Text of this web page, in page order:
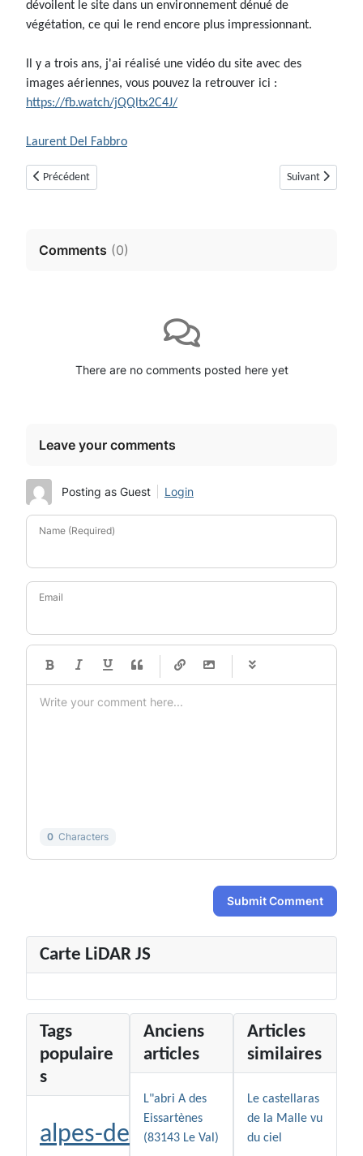
dévoilent le site dans un environnement dénué de
végétation, ce qui le rend encore plus impressionnant.
Il y a trois ans, j'ai réalisé une vidéo du site avec des
images aériennes, vous pouvez la retrouver ici :
https://fb.watch/jQQltx2C4J/
Laurent Del Fabbro
Article précédent : La grotte Lombard à Saint-Vallier-de-Thiey
Précédent Article suivant :
Suivant
Comments (0)
There are no comments posted here yet
Leave your comments
Posting as Guest Login
Name (Required)
Email
-
-
-
-
0 Characters
Submit Comment
Carte LiDAR JS
Tags
populaire
s
alpes-de-
Anciens
articles
L"abri A des
Eissartènes
(83143 Le Val)
Articles
similaires
Le castellaras
de la Malle vu
du ciel